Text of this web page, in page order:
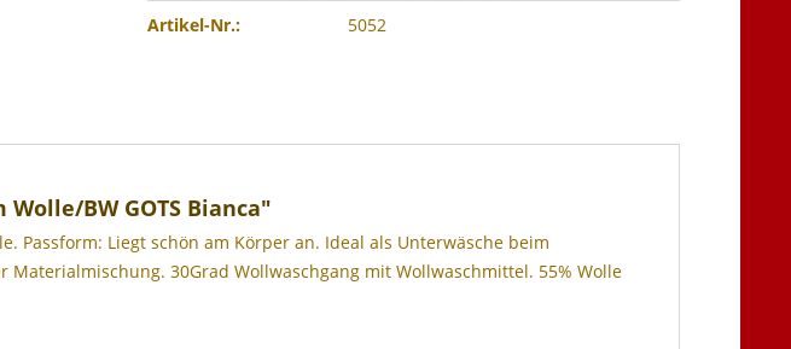
Artikel-Nr.: 5052
BW GOTS Bianca"
Passform: Liegt schön am Körper an. Ideal als Unterwäsche beim
30Grad Wollwaschgang mit Wollwaschmittel. 55% Wolle